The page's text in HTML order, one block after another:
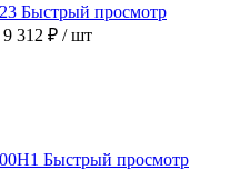
Быстрый просмотр
9 312 ₽ / шт
Быстрый просмотр